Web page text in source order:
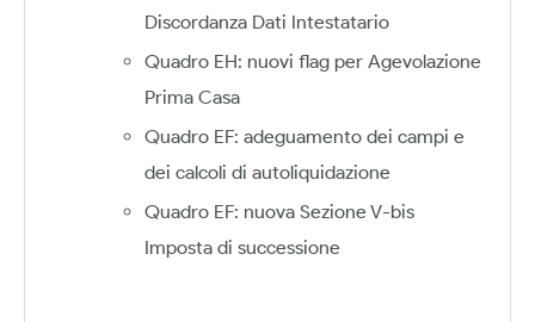
Discordanza Dati Intestatario
Quadro EH: nuovi flag per Agevolazione
Prima Casa
Quadro EF: adeguamento dei campi e
dei calcoli di autoliquidazione
Quadro EF: nuova Sezione V-bis
Imposta di successione